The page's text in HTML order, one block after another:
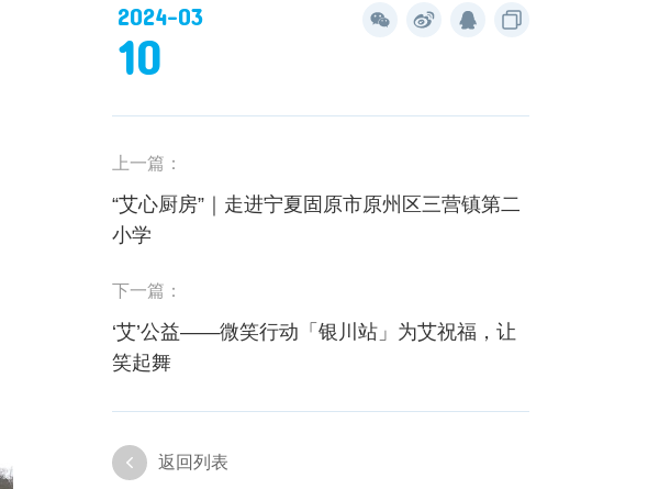
2024-03
10
上一篇：
“艾心厨房”｜走进宁夏固原市原州区三营镇第二
小学
下一篇：
‘艾’公益——微笑行动「银川站」为艾祝福，让
笑起舞
返回列表